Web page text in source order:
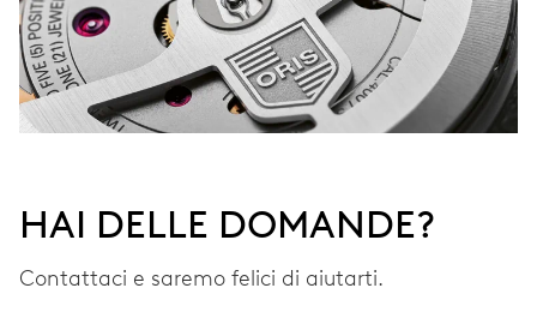
HAI DELLE DOMANDE?
Contattaci e saremo felici di aiutarti.